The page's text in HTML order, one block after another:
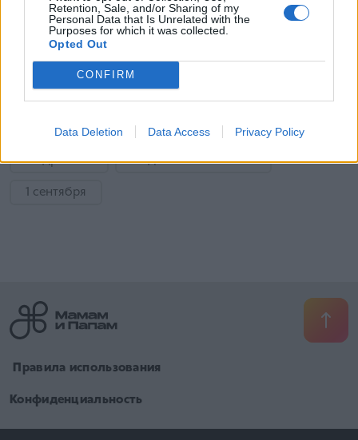
Retention, Sale, and/or Sharing of my
Personal Data that Is Unrelated with the
Purposes for which it was collected.
Opted Out
CONFIRM
Data Deletion Data Access Privacy Policy
Безопасность Сон ребенка
Искусственный интеллект
Летние каникулы Безопасность детей
Подросток Подготовка к школе
1 сентября
​ Правила использования
Конфиденциальность